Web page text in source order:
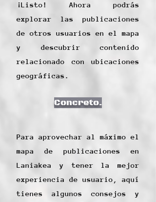
¡Listo! Ahora podrás
explorar las publicaciones
de otros usuarios en el mapa
y descubrir contenido
relacionado con ubicaciones
geográficas.
Concreto.
Para aprovechar al máximo el
mapa de publicaciones en
Laniakea y tener la mejor
experiencia de usuario, aquí
tienes algunos consejos y